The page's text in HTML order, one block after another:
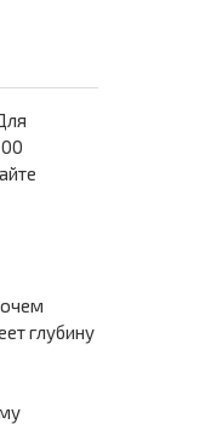
глубину